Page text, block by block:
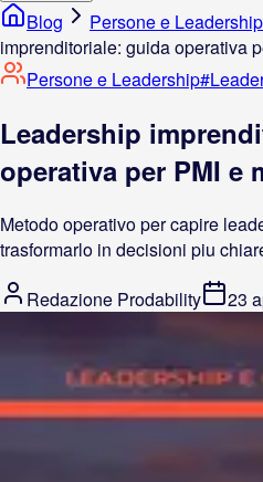
Blog Persone e Leadership
imprenditoriale: guida operativa
Persone e Leadership#
Leadership
operativa per PMI e
Metodo operativo per capire
trasformarlo in decisioni piu
Redazione Prodability
23